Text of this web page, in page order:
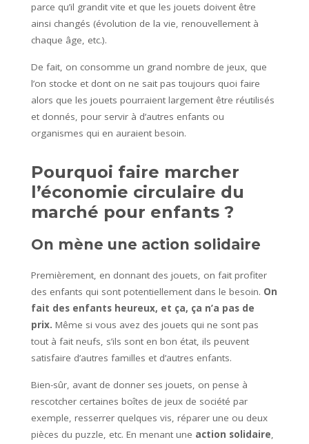
parce qu’il grandit vite et que les jouets doivent être
ainsi changés (évolution de la vie, renouvellement à
chaque âge, etc.).
De fait, on consomme un grand nombre de jeux, que
l’on stocke et dont on ne sait pas toujours quoi faire
alors que les jouets pourraient largement être réutilisés
et donnés, pour servir à d’autres enfants ou
organismes qui en auraient besoin.
Pourquoi faire marcher
l’économie circulaire du
marché pour enfants ?
On mène une action solidaire
Premièrement, en donnant des jouets, on fait profiter
des enfants qui sont potentiellement dans le besoin. On
fait des enfants heureux, et ça, ça n’a pas de
prix. Même si vous avez des jouets qui ne sont pas
tout à fait neufs, s’ils sont en bon état, ils peuvent
satisfaire d’autres familles et d’autres enfants.
Bien-sûr, avant de donner ses jouets, on pense à
rescotcher certaines boîtes de jeux de société par
exemple, resserrer quelques vis, réparer une ou deux
pièces du puzzle, etc. En menant une action solidaire,